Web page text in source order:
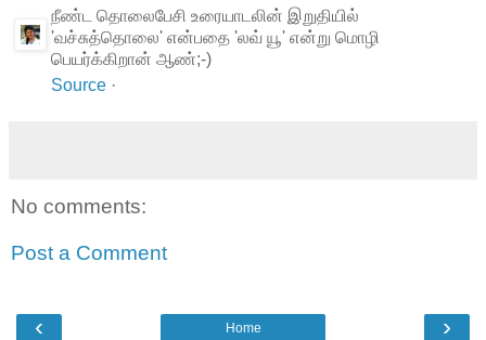
நீண்ட தொலைபேசி உரையாடலின் இறுதியில்
'வச்சுத்தொலை' என்பதை 'லவ் யூ' என்று மொழி
பெயர்க்கிறான் ஆண்;-)
Source ·
No comments:
Post a Comment
‹ ›
Home